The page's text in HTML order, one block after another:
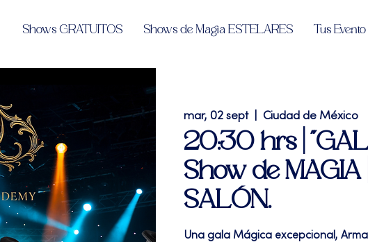
Shows GRATUITOS Shows de Magia ESTELARES Tus
mar, 02 sept
  |
Ciudad de México
20:30 hrs |
Show de MAGIA
SALÓN.
Una gala Mágica excepcional,